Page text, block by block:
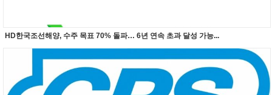
HD한국조선해양, 수주 목표 70% 돌파… 6년 연속 초과 달성 가능...